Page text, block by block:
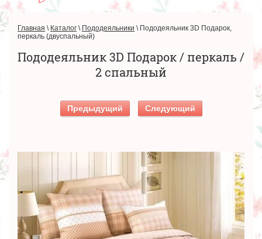
Главная \ Каталог \ Пододеяльники \ Пододеяльник 3D Подарок,
перкаль (двуспальный)
Пододеяльник 3D Подарок / перкаль /
2 спальный
Предыдущий Следующий